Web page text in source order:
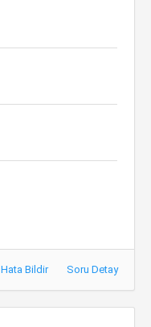
Hata Bildir Soru Detay